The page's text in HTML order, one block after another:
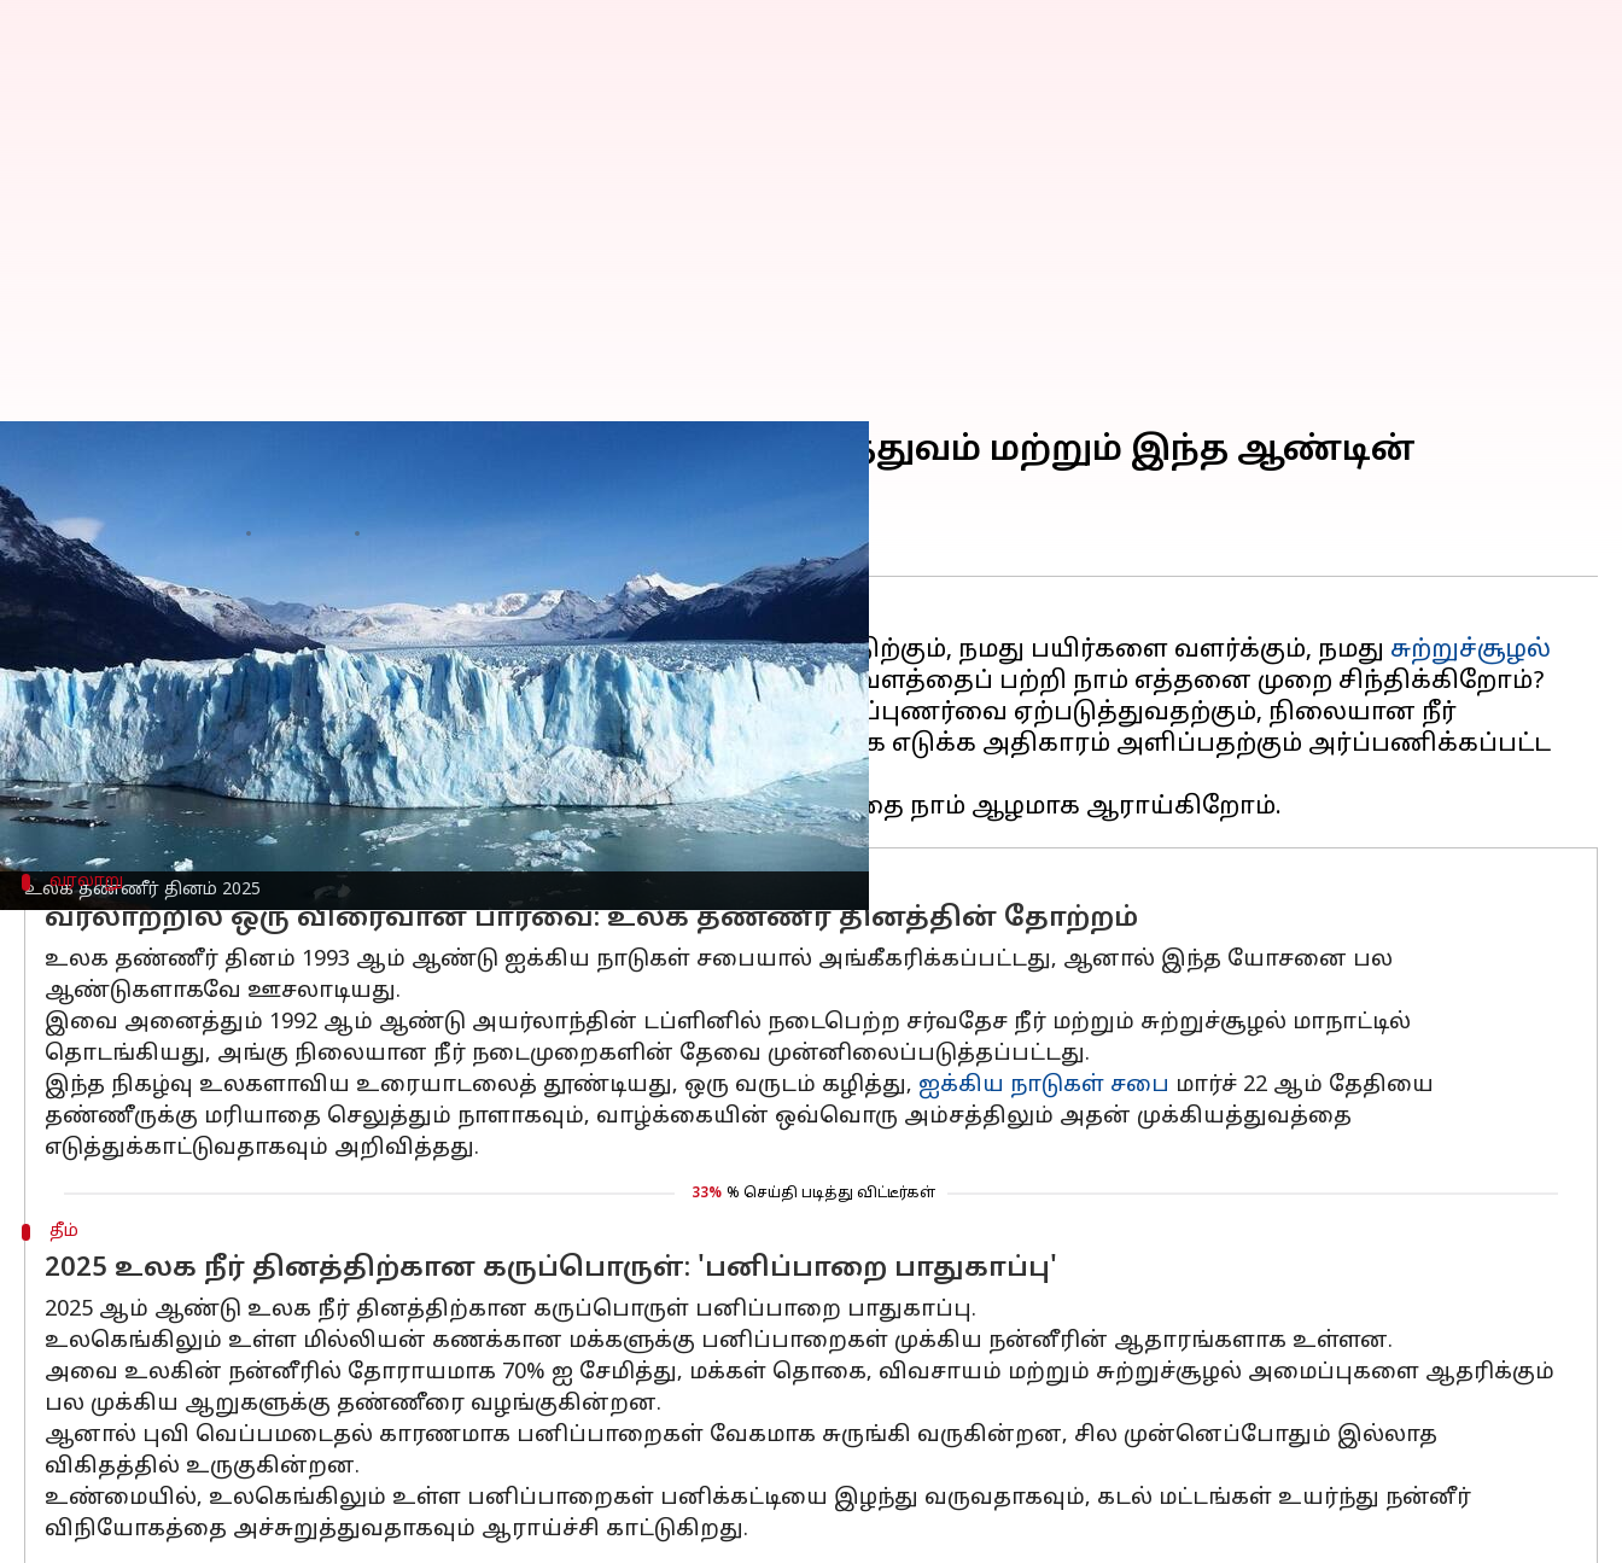
உலக தண்ணீர் தினம் 2025
உலக தண்ணீர் தினம் 2025: வரலாறு, முக்கியத்துவம் மற்றும் இந்த ஆண்டின்
கருப்பொருள்
எழுதியவர்
செய்தி முன்னோட்டம்
நீர்—அது நமது கிரகத்தின் உயிர்நாடி. ஆனாலும், நம்மைத் தாங்கி நிற்கும், நமது பயிர்களை வளர்க்கும், நமது சுற்றுச்சூழல்
அமைப்புகளை செழிப்பாக வைத்திருக்கும் இந்த விலைமதிப்பற்ற வளத்தைப் பற்றி நாம் எத்தனை முறை சிந்திக்கிறோம்?
உலக தண்ணீர் தினம் என்பது தண்ணீர் பற்றாக்குறை குறித்த விழிப்புணர்வை ஏற்படுத்துவதற்கும், நிலையான நீர்
மேலாண்மைக்காக வாதிடுவதற்கும், நம் அனைவரையும் நடவடிக்கை எடுக்க அதிகாரம் அளிப்பதற்கும் அர்ப்பணிக்கப்பட்ட
ஒரு உலகளாவிய கொண்டாட்டமாகும்.
வரலாறு
வரலாற்றில் ஒரு விரைவான பார்வை: உலக தண்ணீர் தினத்தின் தோற்றம்
உலக தண்ணீர் தினம் 1993 ஆம் ஆண்டு ஐக்கிய நாடுகள் சபையால் அங்கீகரிக்கப்பட்டது, ஆனால் இந்த யோசனை பல
ஆண்டுகளாகவே ஊசலாடியது.
இவை அனைத்தும் 1992 ஆம் ஆண்டு அயர்லாந்தின் டப்ளினில் நடைபெற்ற சர்வதேச நீர் மற்றும் சுற்றுச்சூழல் மாநாட்டில்
தொடங்கியது, அங்கு நிலையான நீர் நடைமுறைகளின் தேவை முன்னிலைப்படுத்தப்பட்டது.
இந்த நிகழ்வு உலகளாவிய உரையாடலைத் தூண்டியது, ஒரு வருடம் கழித்து, ஐக்கிய நாடுகள் சபை மார்ச் 22 ஆம் தேதியை
தண்ணீருக்கு மரியாதை செலுத்தும் நாளாகவும், வாழ்க்கையின் ஒவ்வொரு அம்சத்திலும் அதன் முக்கியத்துவத்தை
எடுத்துக்காட்டுவதாகவும் அறிவித்தது.
33% % செய்தி படித்து விட்டீர்கள்
தீம்
2025 உலக நீர் தினத்திற்கான கருப்பொருள்: 'பனிப்பாறை பாதுகாப்பு'
2025 ஆம் ஆண்டு உலக நீர் தினத்திற்கான கருப்பொருள் பனிப்பாறை பாதுகாப்பு.
உலகெங்கிலும் உள்ள மில்லியன் கணக்கான மக்களுக்கு பனிப்பாறைகள் முக்கிய நன்னீரின் ஆதாரங்களாக உள்ளன.
அவை உலகின் நன்னீரில் தோராயமாக 70% ஐ சேமித்து, மக்கள் தொகை, விவசாயம் மற்றும் சுற்றுச்சூழல் அமைப்புகளை ஆதரிக்கும்
பல முக்கிய ஆறுகளுக்கு தண்ணீரை வழங்குகின்றன.
ஆனால் புவி வெப்பமடைதல் காரணமாக பனிப்பாறைகள் வேகமாக சுருங்கி வருகின்றன, சில முன்னெப்போதும் இல்லாத
விகிதத்தில் உருகுகின்றன.
உண்மையில், உலகெங்கிலும் உள்ள பனிப்பாறைகள் பனிக்கட்டியை இழந்து வருவதாகவும், கடல் மட்டங்கள் உயர்ந்து நன்னீர்
விநியோகத்தை அச்சுறுத்துவதாகவும் ஆராய்ச்சி காட்டுகிறது.